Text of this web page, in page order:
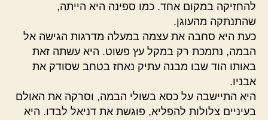
להחזיקה במקום אחד. כמו ספינה היא הייתה,
שהתנתקה מהעוגן.
כעת היא סחבה את עצמה במעלה מדרגות הגישה אל
הבמה, נתמכת רק במקל עץ פשוט. היא עשתה זאת
באותו הוד שבו מבנה עתיק נאחז בטחב שסודק את
אבניו.
היא התיישבה על כסא בשולי הבמה, וסרקה את האולם
בעיניים צלולות להפליא, פוגשת את דניאל לבדו. היא